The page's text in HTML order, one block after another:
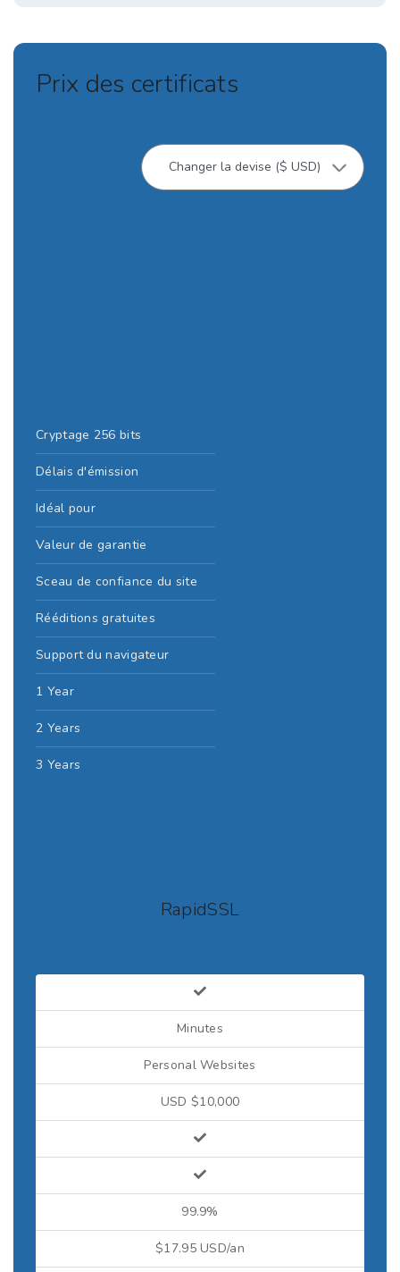
Prix des certificats
Cryptage 256 bits
Délais d'émission
Idéal pour
Valeur de garantie
Sceau de confiance du site
Rééditions gratuites
Support du navigateur
1 Year
2 Years
3 Years
RapidSSL
Minutes
Personal Websites
USD $10,000
99.9%
$17.95 USD/an